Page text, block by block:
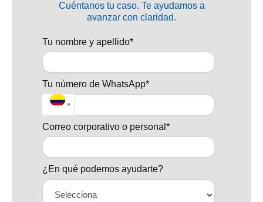
Cuéntanos tu caso. Te ayudamos a
avanzar con claridad.
Tu nombre y apellido*
Tu número de WhatsApp*
Correo corporativo o personal*
¿En qué podemos ayudarte?